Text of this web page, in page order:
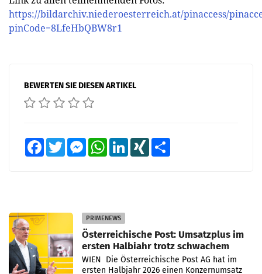
https://bildarchiv.niederoesterreich.at/pinaccess/
pinCode=8LfeHbQBW8r1
BEWERTEN SIE DIESEN ARTIKEL
FacebookTwitter MessengerWhatsAppLinkedInXING
PRIMENEWS
Österreichische Post: Umsatzplus im
ersten Halbjahr trotz schwachem
Briefgeschäft
WIEN Die Österreichische Post AG hat im
ersten Halbjahr 2026 einen Konzernumsatz